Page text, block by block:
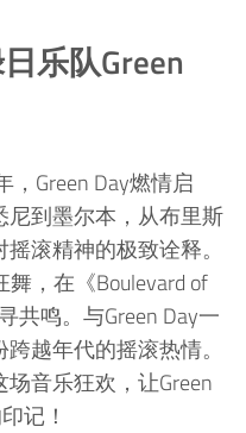
乐队Green
Green Day燃情启
到墨尔本，从布里斯
滚精神的极致诠释。
舞，在《Boulevard of
共鸣。与Green Day一
越年代的摇滚热情。
音乐狂欢，让Green
记！